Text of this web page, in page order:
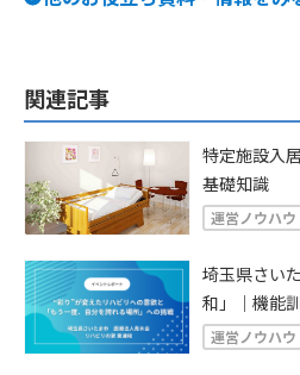
関連記事
特定施設入
基礎知識
運営ノウハウ
埼玉県さい
和」｜機能
を。“彩り”
運営ノウハウ